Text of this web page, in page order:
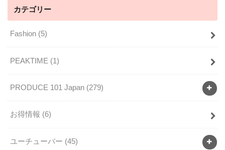
カテゴリー
Fashion (5)
PEAKTIME (1)
PRODUCE 101 Japan (279)
お得情報 (6)
ユーチューバー (45)